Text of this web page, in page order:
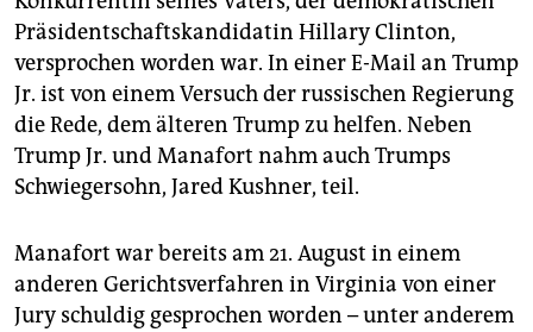
Präsidentschaftskandidatin Hillary Clinton,
versprochen worden war. In einer E-Mail an Trump
Jr. ist von einem Versuch der russischen Regierung
die Rede, dem älteren Trump zu helfen. Neben
Trump Jr. und Manafort nahm auch Trumps
Schwiegersohn, Jared Kushner, teil.
Manafort war bereits am 21. August in einem
anderen Gerichtsverfahren in Virginia von einer
Jury schuldig gesprochen worden – unter anderem